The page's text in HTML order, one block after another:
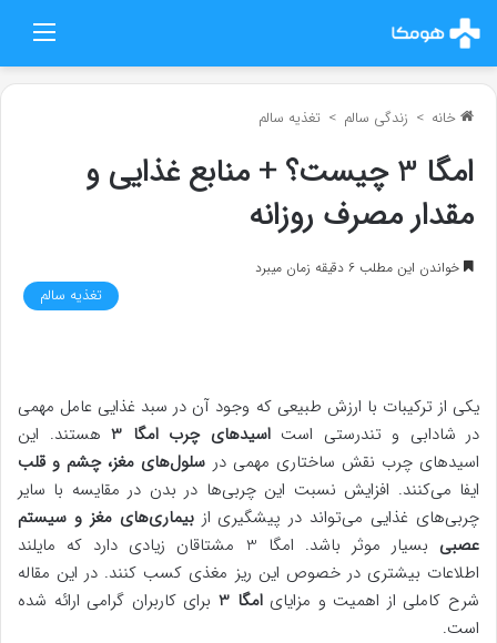
خانه > زندگی سالم > تغذیه سالم
امگا 3 چیست؟ + منابع غذایی و
مقدار مصرف روزانه
خواندن این مطلب 6 دقیقه زمان میبرد
تغذیه سالم
یکی از ترکیبات با ارزش طبیعی که وجود آن در سبد غذایی عامل مهمی
در شادابی و تندرستی استاسیدهای چرب امگا 3
هستند. این
اسیدهای چرب نقش ساختاری مهمی در سلول‌های مغز، چشم و قلب
ایفا می‌کنند. افزایش نسبت این چربی‌ها در بدن در مقایسه با سایر
چربی‌های غذایی می‌تواند در پیشگیری ازبیماری‌های مغز و سیستم
عصبی
بسیار موثر باشد. امگا 3 مشتاقان زیادی دارد که مایلند
اطلاعات بیشتری در خصوص این ریز مغذی کسب کنند. در این مقاله
شرح کاملی از اهمیت و مزایای امگا 3
برای کاربران گرامی ارائه شده
است.